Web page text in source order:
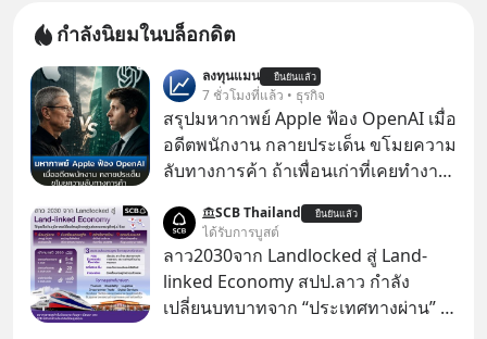
กำลังนิยมในบล็อกดิต
ลงทุนแมน ยืนยันแล้ว
7 ชั่วโมงที่แล้ว • ธุรกิจ
สรุปมหากาพย์ Apple ฟ้อง OpenAI เมื่อ
อดีตพนักงาน กลายประเด็น ขโมยความ
ลับทางการค้า ถ้าเพื่อนเก่าที่เคยทำงาน
เก่าที่เขาเคยทำไว้ ตอนยังอยู่บริษัท
เดียวกัน
SCB Thailand ยืนยันแล้ว
ได้รับการบูสต์
ลาว2030จาก Landlocked สู่ Land-
linked Economy สปป.ลาว กำลัง
เปลี่ยนบทบาทจาก “ประเทศทางผ่าน” สู่